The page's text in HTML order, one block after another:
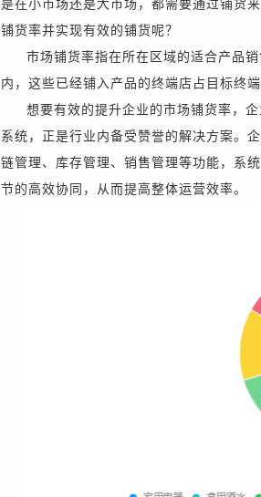
是在小市场还是大市场，都需要通过铺货
铺货率并实现有效的铺货呢？
市场铺货率指在所在区域的适合产品
内，这些已经铺入产品的终端店占目标终
想要有效的提升企业的市场铺货率，
系统，正是行业内备受赞誉的解决方案。
链管理、库存管理、销售管理等功能，系
节的高效协同，从而提高整体运营效率。